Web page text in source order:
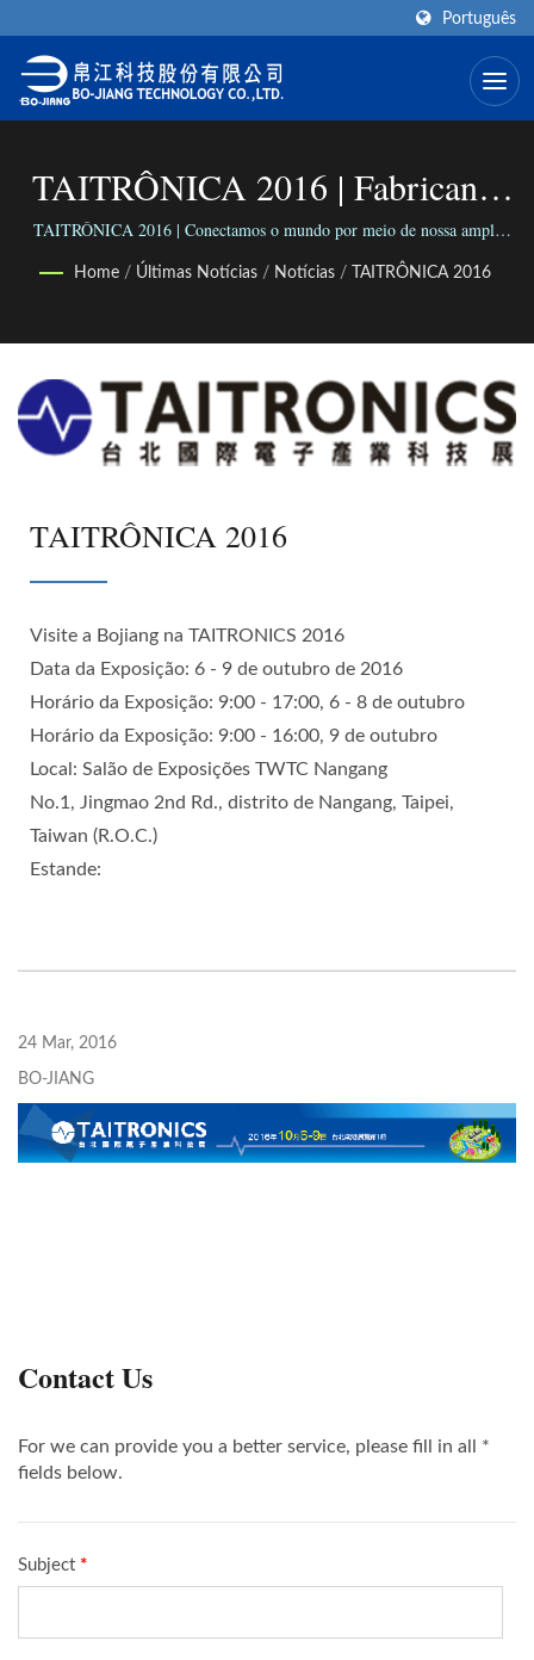
Português
TAITRÔNICA 2016 | Fabricante
De Montagens De Cabos 2.4mm -
2.92mm | BO-JIANG
TAITRÔNICA 2016 | Conectamos o mundo por meio de nossa ampla
gama de conectores versáteis; Conectamos pessoas com nosso negócio
confiável.
Home / Últimas Notícias / Notícias / TAITRÔNICA 2016
TAITRÔNICA 2016
Visite a Bojiang na TAITRONICS 2016
Data da Exposição: 6 - 9 de outubro de 2016
Horário da Exposição: 9:00 - 17:00, 6 - 8 de outubro
Horário da Exposição: 9:00 - 16:00, 9 de outubro
Local: Salão de Exposições TWTC Nangang
No.1, Jingmao 2nd Rd., distrito de Nangang, Taipei,
Taiwan (R.O.C.)
Estande:
24 Mar, 2016
BO-JIANG